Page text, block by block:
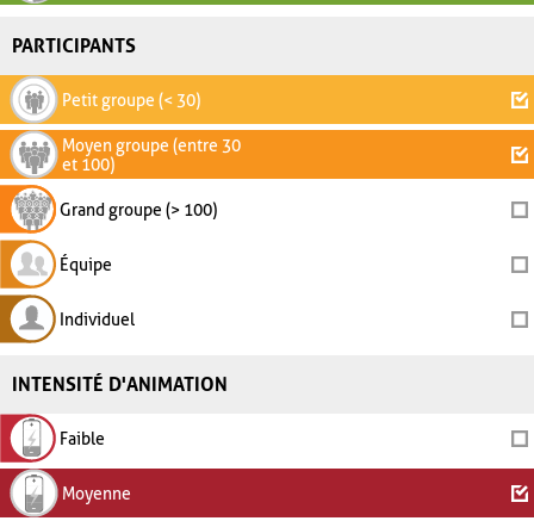
PARTICIPANTS
Petit groupe (< 30)
Moyen groupe (entre 30
et 100)
Grand groupe (> 100)
Équipe
Individuel
INTENSITÉ D'ANIMATION
Faible
Moyenne